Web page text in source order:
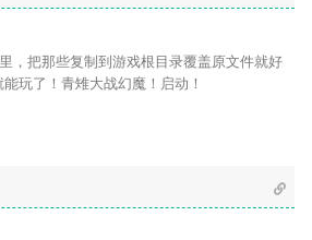
，把那些复制到游戏根目录覆盖原文件就好
玩了！青雉大战幻魔！启动！